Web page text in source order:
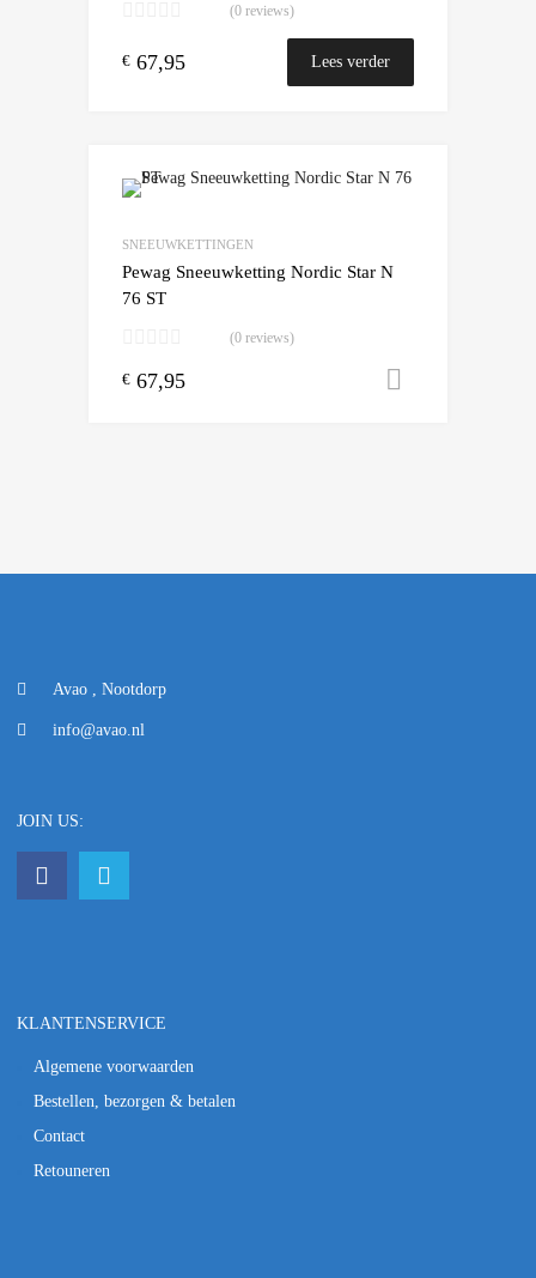
(0 reviews)
€ 67,95 Lees verder
SNEEUWKETTINGEN
Pewag Sneeuwketting Nordic Star N
76 ST
(0 reviews)
€ 67,95
Avao , Nootdorp
info@avao.nl
JOIN US:
KLANTENSERVICE
Algemene voorwaarden
Bestellen, bezorgen & betalen
Contact
Retouneren